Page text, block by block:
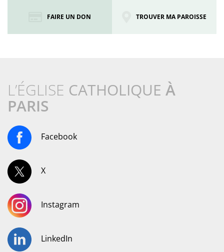
FAIRE UN DON TROUVER MA PAROISSE
L’ÉGLISE CATHOLIQUE À
PARIS
Facebook
X
Instagram
LinkedIn